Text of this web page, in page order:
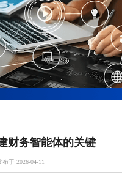
财务智能体的关键
布于 2026-04-11